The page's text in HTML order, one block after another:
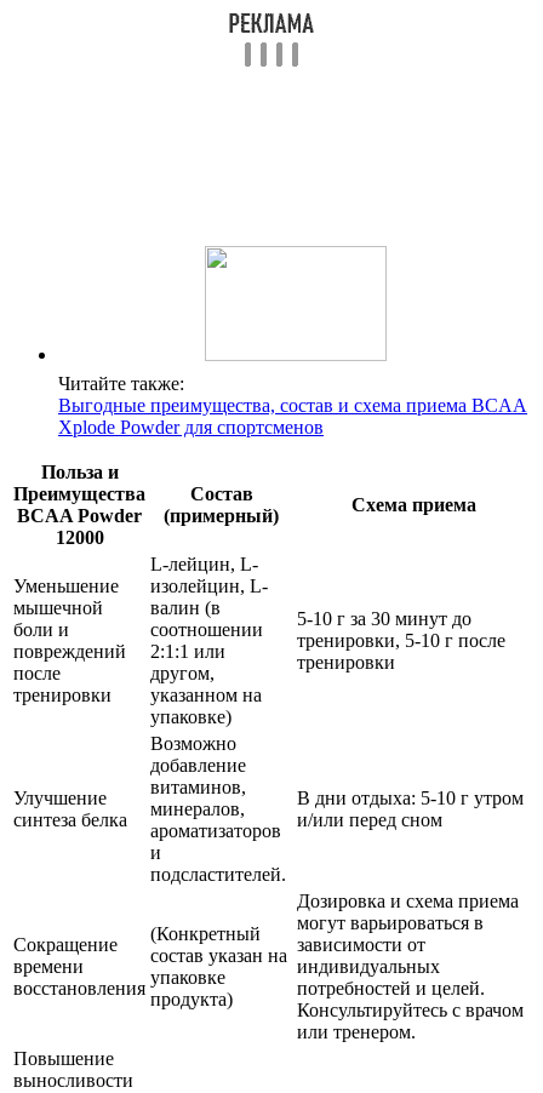
Читайте также:
Выгодные преимущества, состав и схема приема BCAA
Xplode Powder для спортсменов
Польза и
Преимущества
BCAA Powder
12000
Состав
(примерный)
Схема приема
Уменьшение
мышечной
боли и
повреждений
после
тренировки
L-лейцин, L-
изолейцин, L-
валин (в
соотношении
2:1:1 или
другом,
указанном на
упаковке)
5-10 г за 30 минут до
тренировки, 5-10 г после
тренировки
Улучшение
синтеза белка
Возможно
добавление
витаминов,
минералов,
ароматизаторов
и
подсластителей.
В дни отдыха: 5-10 г утром
и/или перед сном
Сокращение
времени
восстановления
(Конкретный
состав указан на
упаковке
продукта)
Дозировка и схема приема
могут варьироваться в
зависимости от
индивидуальных
потребностей и целей.
Консультируйтесь с врачом
или тренером.
Повышение
выносливости